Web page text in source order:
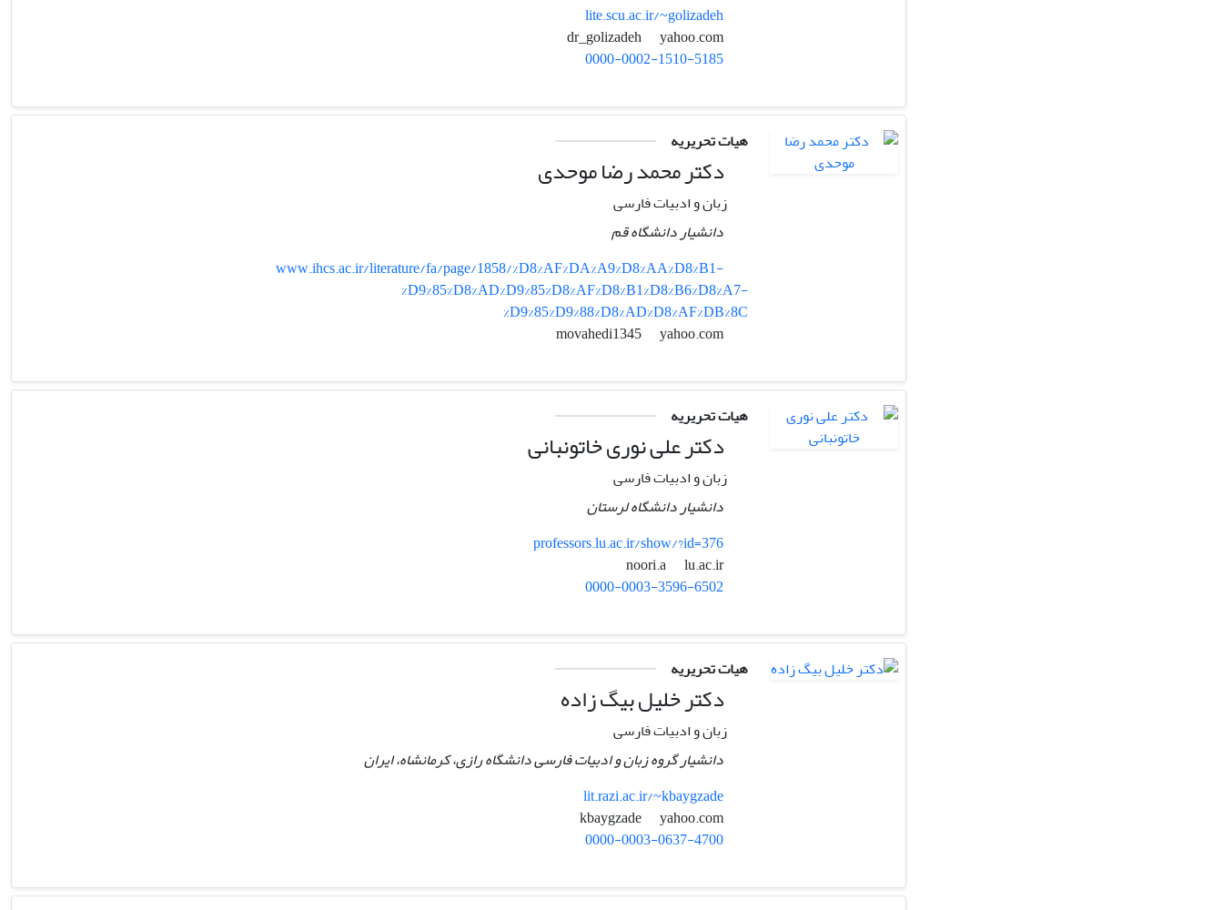
lite.scu.ac.ir/~golizadeh
yahoo.com
0000-0002-1510-5185
هیات تحریریه
دکتر محمد رضا موحدی
زبان و ادبیات فارسی
دانشیار دانشگاه قم
www.ihcs.ac.ir/literature/fa/page/1858/%D8%AF%DA%A9%D8%AA%D8%B1-
%D9%85%D8%AD%D9%85%D8%AF%D8%B1%D8%B6%D8%A7-
%D9%85%D9%88%D8%AD%D8%AF%DB%8C
yahoo.com
هیات تحریریه
دکتر علی نوری خاتونبانی
زبان و ادبیات فارسی
دانشیار دانشگاه لرستان
professors.lu.ac.ir/show/?id=376
noori.a
lu.ac.ir
0000-0003-3596-6502
هیات تحریریه
دکتر خلیل بیگ زاده
زبان و ادبیات فارسی
دانشیار گروه زبان و ادبیات فارسی دانشگاه رازی، کرمانشاه، ایران
lit.razi.ac.ir/~kbaygzade
yahoo.com
0000-0003-0637-4700